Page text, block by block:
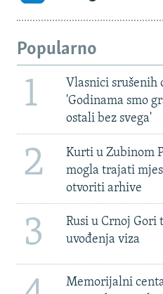
Popularno
1
Vlasnici srušenih
'Godinama smo
ostali bez svega'
2
Kurti u Zubinom
mogla trajati
otvoriti arhive
3
Rusi u Crnoj Gori
uvođenja viza
Memorijalni